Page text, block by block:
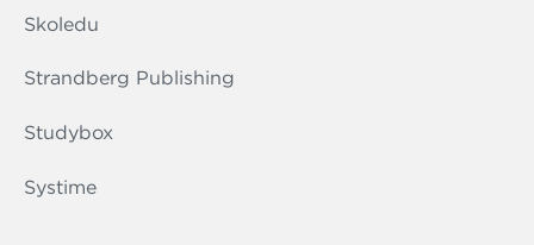
Skoledu
Strandberg Publishing
Studybox
Systime